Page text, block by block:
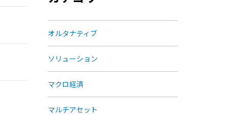
オルタナティブ
ソリューション
マクロ経済
マルチアセット